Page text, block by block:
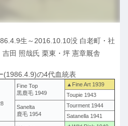
生～2016.10.10没 白老町・社
田 照哉氏 栗東・坪 憲章厩舎
(1986.4.9)の4代血統表
Fine Top
黒鹿毛 1949
▲Fine Art 1939
Toupie 1943
Sanelta
鹿毛 1954
Tourment 1944
Satanella 1941